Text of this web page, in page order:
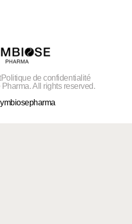
Politique de confidentialité
All rights reserved.